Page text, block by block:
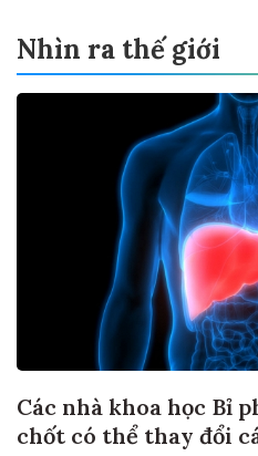
Nhìn ra thế giới
Các nhà khoa học Bỉ
chốt có thể thay đổi